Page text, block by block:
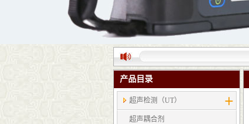
产品目录
超声检测（UT）
超声耦合剂